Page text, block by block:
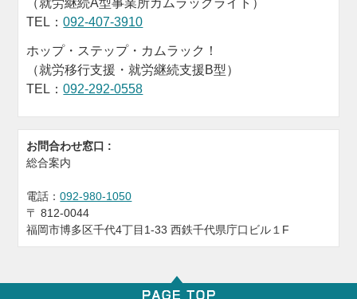
TEL：092-407-3910
ホップ・ステップ・カムラック！
（就労移行支援・就労継続支援B型）
TEL：092-292-0558
お問合わせ窓口 :
総合案内
電話：092-980-1050
〒812-0044
福岡市博多区千代4丁目1-33 西鉄千代県庁口ビル１F